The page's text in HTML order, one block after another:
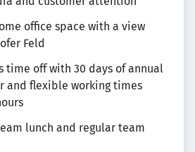
office space with a view
Feld
time off with 30 days of annual
and flexible working times
lunch and regular team